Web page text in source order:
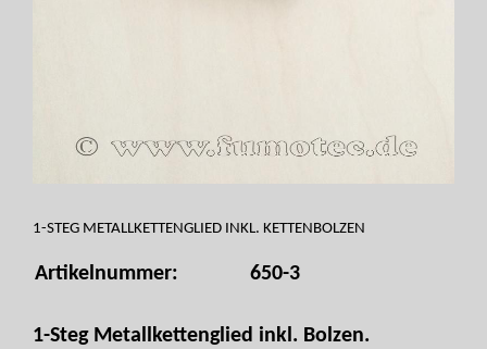
1-STEG METALLKETTENGLIED INKL. KETTENBOLZEN
Artikelnummer: 650-3
1-Steg Metallkettenglied inkl. Bolzen.